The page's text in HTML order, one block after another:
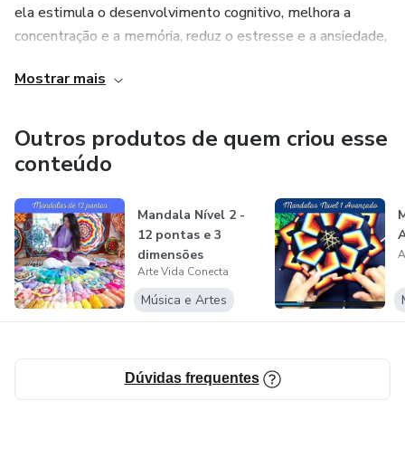
ela estimula o desenvolvimento cognitivo, melhora a
concentração e a memória, reduz o estresse e a ansiedade,
autoconfiança. Ao permitir que a mente desacelere e o
poderosa para o bem-estar emocional e a saúde mental —
um convite para reconectar corpo, mente e alma através da
criação.
Mostrar mais
Outros produtos de quem criou esse
conteúdo
Mandala Nível 2 -
12 pontas e 3
dimensões
Arte Vida Conecta
Música e Artes
Dúvidas frequentes